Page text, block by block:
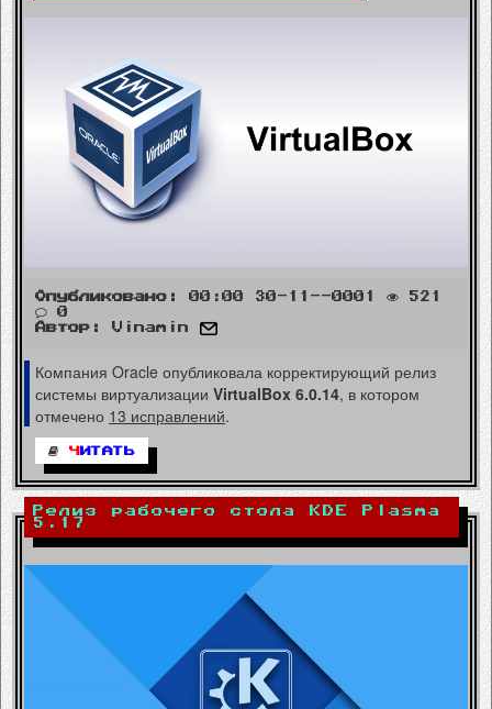
Опубликовано: 00:00 30-11--0001
521
0
Автор:
Vinamin
Компания Oracle опубликовала корректирующий релиз
системы виртуализации VirtualBox 6.0.14, в котором
отмечено 13 исправлений.
Ч ИТАТЬ
Релиз рабочего стола KDE Plasma
5.17